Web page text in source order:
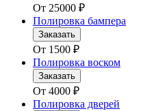
От 25000 ₽
Полировка бампера
Заказать
От 1500 ₽
Полировка воском
Заказать
От 4000 ₽
Полировка дверей